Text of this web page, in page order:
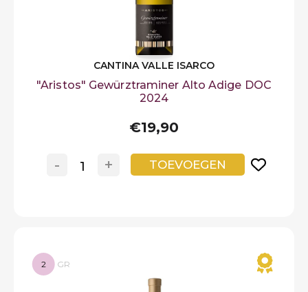
CANTINA VALLE ISARCO
"Aristos" Gewürztraminer Alto Adige DOC
2024
€19,90
+
- TOEVOEGEN
2 GR